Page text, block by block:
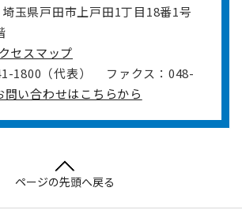
埼玉県戸田市上戸田1丁目18番1号
セスマップ
1800（代表）
ファクス：048-
問い合わせはこちらから
ページの先頭へ戻る